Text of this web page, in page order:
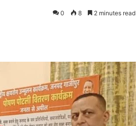
0 8 2 minutes read